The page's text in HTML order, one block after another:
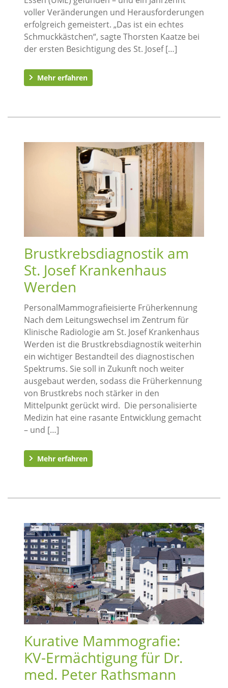
voller Veränderungen und Herausforderungen
erfolgreich gemeistert. „Das ist ein echtes
Schmuckkästchen“, sagte Thorsten Kaatze bei
der ersten Besichtigung des St. Josef […]
Mehr erfahren
Brustkrebsdiagnostik am
St. Josef Krankenhaus
Werden
PersonalMammografieisierte Früherkennung
Nach dem Leitungswechsel im Zentrum für
Klinische Radiologie am St. Josef Krankenhaus
Werden ist die Brustkrebsdiagnostik weiterhin
ein wichtiger Bestandteil des diagnostischen
Spektrums. Sie soll in Zukunft noch weiter
ausgebaut werden, sodass die Früherkennung
von Brustkrebs noch stärker in den
Mittelpunkt gerückt wird. Die personalisierte
Medizin hat eine rasante Entwicklung gemacht
– und […]
Mehr erfahren
Kurative Mammografie:
KV-Ermächtigung für Dr.
med. Peter Rathsmann